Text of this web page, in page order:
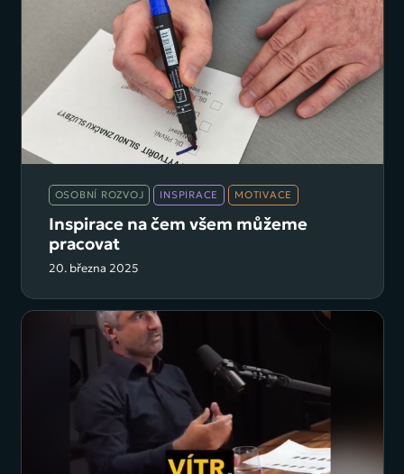
Naše služby
Průběh a typy spolupráce
O nás
Inspirace
Reference
Kontakt
OSOBNÍ ROZVOJ INSPIRACE MOTIVACE
Inspirace na čem všem můžeme
pracovat
20. března 2025